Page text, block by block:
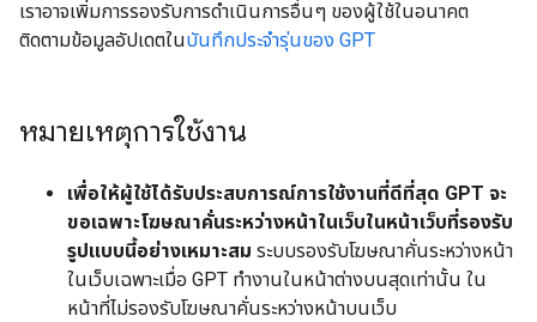
เราอาจเพิ่มการรองรับการดำเนินการอื่นๆ ของผู้ใช้ในอนาคต
ติดตามข้อมูลอัปเดตในบันทึกประจำรุ่นของ GPT
หมายเหตุการใช้งาน
เพื่อให้ผู้ใช้ได้รับประสบการณ์การใช้งานที่ดีที่สุด GPT จะ
ขอเฉพาะโฆษณาคั่นระหว่างหน้าในเว็บในหน้าเว็บที่รองรับ
รูปแบบนี้อย่างเหมาะสม ระบบรองรับโฆษณาคั่นระหว่างหน้า
ในเว็บเฉพาะเมื่อ GPT ทำงานในหน้าต่างบนสุดเท่านั้น ใน
หน้าที่ไม่รองรับโฆษณาคั่นระหว่างหน้าบนเว็บ